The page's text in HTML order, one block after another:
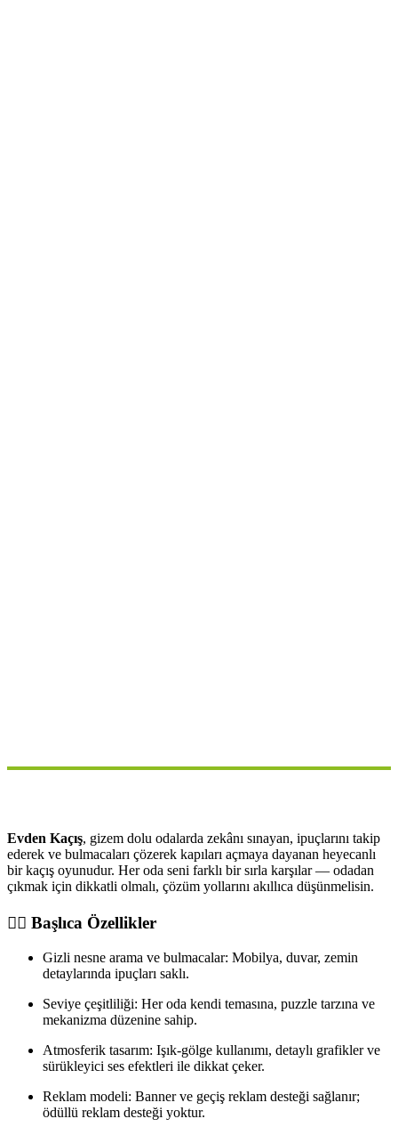
Evden Kaçış, gizem dolu odalarda zekânı sınayan, ipuçlarını takip
ederek ve bulmacaları çözerek kapıları açmaya dayanan heyecanlı
bir kaçış oyunudur. Her oda seni farklı bir sırla karşılar — odadan
çıkmak için dikkatli olmalı, çözüm yollarını akıllıca düşünmelisin.
🕵️‍♂️ Başlıca Özellikler
Gizli nesne arama ve bulmacalar: Mobilya, duvar, zemin
detaylarında ipuçları saklı.
Seviye çeşitliliği: Her oda kendi temasına, puzzle tarzına ve
mekanizma düzenine sahip.
Atmosferik tasarım: Işık-gölge kullanımı, detaylı grafikler ve
sürükleyici ses efektleri ile dikkat çeker.
Reklam modeli: Banner ve geçiş reklam desteği sağlanır;
ödüllü reklam desteği yoktur.